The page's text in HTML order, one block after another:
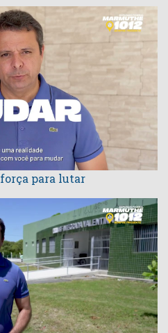
para lutar